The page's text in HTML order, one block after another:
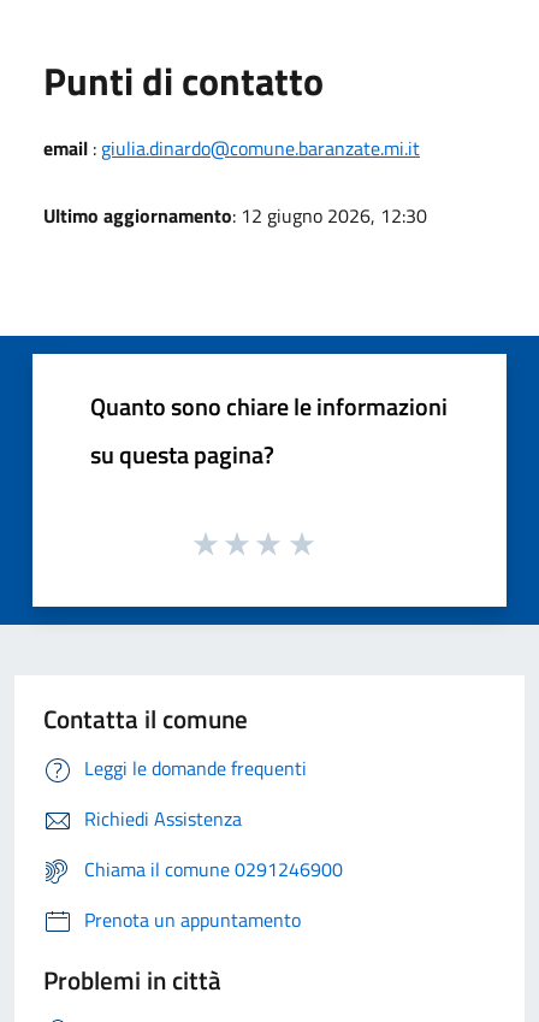
Punti di contatto
email : giulia.dinardo@comune.baranzate.mi.it
Ultimo aggiornamento: 12 giugno 2026, 12:30
Quanto sono chiare le informazioni
su questa pagina?
Contatta il comune
Leggi le domande frequenti
Richiedi Assistenza
Chiama il comune 0291246900
Prenota un appuntamento
Problemi in città